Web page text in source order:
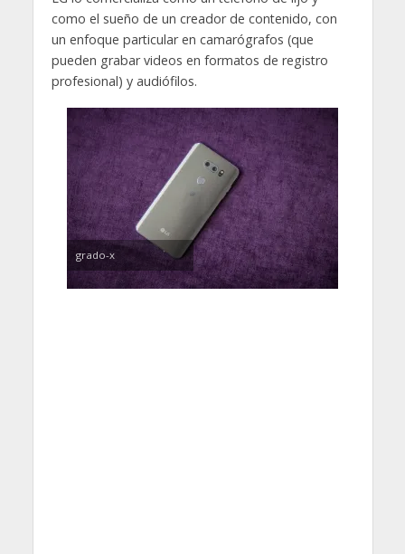
como el sueño de un creador de contenido, con
un enfoque particular en camarógrafos (que
pueden grabar videos en formatos de registro
profesional) y audiófilos.
grado-x